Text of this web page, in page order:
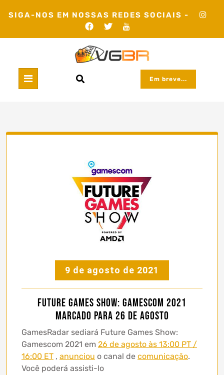
SIGA-NOS EM NOSSAS REDES SOCIAIS -
Em breve...
9 de agosto de 2021
Future Games Show: Gamescom 2021
marcado para 26 de agosto
GamesRadar sediará Future Games Show:
Gamescom 2021 em 26 de agosto às 13:00 PT /
16:00 ET , anunciou o canal de comunicação.
Você poderá assisti-lo